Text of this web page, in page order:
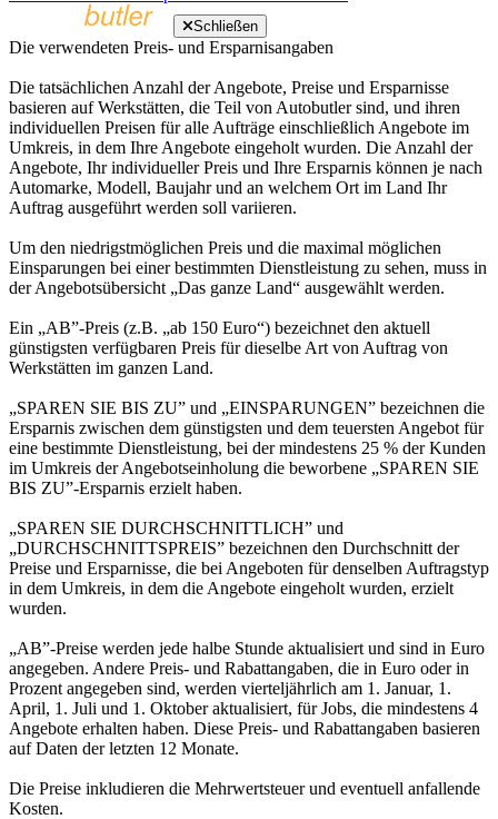
Schließen
Die verwendeten Preis- und Ersparnisangaben
Die tatsächlichen Anzahl der Angebote, Preise und Ersparnisse
basieren auf Werkstätten, die Teil von Autobutler sind, und ihren
individuellen Preisen für alle Aufträge einschließlich Angebote im
Umkreis, in dem Ihre Angebote eingeholt wurden. Die Anzahl der
Angebote, Ihr individueller Preis und Ihre Ersparnis können je nach
Automarke, Modell, Baujahr und an welchem Ort im Land Ihr
Auftrag ausgeführt werden soll variieren.
Um den niedrigstmöglichen Preis und die maximal möglichen
Einsparungen bei einer bestimmten Dienstleistung zu sehen, muss in
der Angebotsübersicht „Das ganze Land“ ausgewählt werden.
Ein „AB”-Preis (z.B. „ab 150 Euro“) bezeichnet den aktuell
günstigsten verfügbaren Preis für dieselbe Art von Auftrag von
Werkstätten im ganzen Land.
„SPAREN SIE BIS ZU” und „EINSPARUNGEN” bezeichnen die
Ersparnis zwischen dem günstigsten und dem teuersten Angebot für
eine bestimmte Dienstleistung, bei der mindestens 25 % der Kunden
im Umkreis der Angebotseinholung die beworbene „SPAREN SIE
BIS ZU”-Ersparnis erzielt haben.
„SPAREN SIE DURCHSCHNITTLICH” und
„DURCHSCHNITTSPREIS” bezeichnen den Durchschnitt der
Preise und Ersparnisse, die bei Angeboten für denselben Auftragstyp
in dem Umkreis, in dem die Angebote eingeholt wurden, erzielt
wurden.
„AB”-Preise werden jede halbe Stunde aktualisiert und sind in Euro
angegeben. Andere Preis- und Rabattangaben, die in Euro oder in
Prozent angegeben sind, werden vierteljährlich am 1. Januar, 1.
April, 1. Juli und 1. Oktober aktualisiert, für Jobs, die mindestens 4
Angebote erhalten haben. Diese Preis- und Rabattangaben basieren
auf Daten der letzten 12 Monate.
Die Preise inkludieren die Mehrwertsteuer und eventuell anfallende
Kosten.